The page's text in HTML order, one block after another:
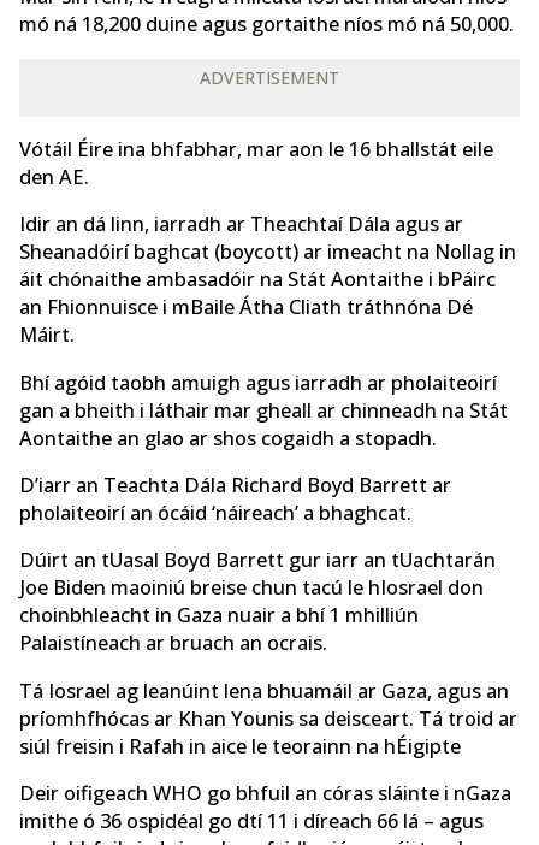
mó ná 18,200 duine agus gortaithe níos mó ná 50,000.
ADVERTISEMENT
Vótáil Éire ina bhfabhar, mar aon le 16 bhallstát eile
den AE.
Idir an dá linn, iarradh ar Theachtaí Dála agus ar
Sheanadóirí baghcat (boycott) ar imeacht na Nollag in
áit chónaithe ambasadóir na Stát Aontaithe i bPáirc
an Fhionnuisce i mBaile Átha Cliath tráthnóna Dé
Máirt.
Bhí agóid taobh amuigh agus iarradh ar pholaiteoirí
gan a bheith i láthair mar gheall ar chinneadh na Stát
Aontaithe an glao ar shos cogaidh a stopadh.
D’iarr an Teachta Dála Richard Boyd Barrett ar
pholaiteoirí an ócáid ‘náireach’ a bhaghcat.
Dúirt an tUasal Boyd Barrett gur iarr an tUachtarán
Joe Biden maoiniú breise chun tacú le hIosrael don
choinbhleacht in Gaza nuair a bhí 1 mhilliún
Palaistíneach ar bruach an ocrais.
Tá Iosrael ag leanúint lena bhuamáil ar Gaza, agus an
príomhfhócas ar Khan Younis sa deisceart. Tá troid ar
siúl freisin i Rafah in aice le teorainn na hÉigipte
Deir oifigeach WHO go bhfuil an córas sláinte i nGaza
imithe ó 36 ospidéal go dtí 11 i díreach 66 lá – agus